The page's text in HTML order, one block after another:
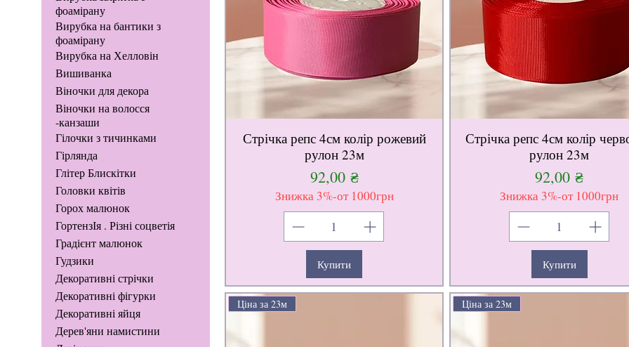
фоамірану
Вирубка на бантики з
фоамірану
Вирубка на Хелловін
Вишиванка
Віночки для декора
Віночки на волосся
-канзаши
Гілочки з тичинками
Гірлянда
Глітер Блискітки
Головки квітів
Горох малюнок
ГортензІя . Різні соцветія
Градієнт малюнок
Гудзики
Декоративні стрічки
Декоративні фігурки
Декоративні яйця
Дерев'яни намистини
Стрічка репс 4см колір рожевий
рулон 23м
Ціна
92,00 ₴
Знижка 3%-от 1000грн
Купити
Стрічка репс 4см колір
рулон 23м
Ціна
92,00 ₴
Знижка 3%-от 1000грн
Купити
Ціна за 23м Ціна за 23м